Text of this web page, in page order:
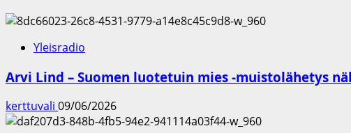
Yleisradio
Arvi Lind – Suomen luotetuin mies -muistolähetys
kerttuvali 09/06/2026